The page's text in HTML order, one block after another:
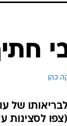
כהן
של עוז
(צפו